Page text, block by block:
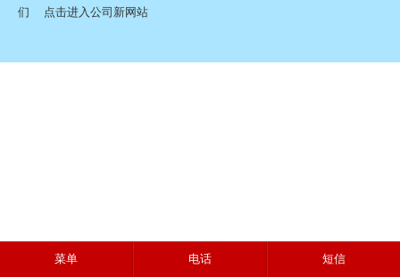
们
点击进入公司新网站
菜单 电话 短信